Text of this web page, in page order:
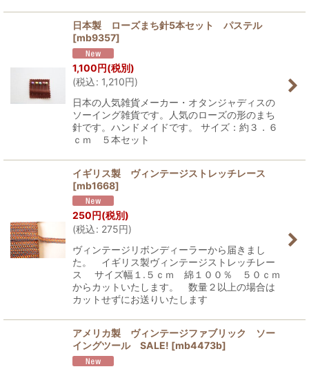
日本製 ローズまち針5本セット パステル
[mb9357]
1,100円(税別)
(税込: 1,210円)
日本の人気雑貨メーカー・オタンジャディスの
ソーイング雑貨です。人気のローズの形のまち
針です。ハンドメイドです。 サイズ：約３．６
ｃｍ ５本セット
イギリス製 ヴィンテージストレッチレース
[mb1668]
250円(税別)
(税込: 275円)
ヴィンテージリボンディーラーから届きまし
た。 イギリス製ヴィンテージストレッチレー
ス サイズ幅１.５ｃｍ 綿１００％ ５０ｃｍ
からカットいたします。 数量２以上の場合は
カットせずにお送りいたします
アメリカ製 ヴィンテージファブリック ソー
イングツール SALE! [mb4473b]